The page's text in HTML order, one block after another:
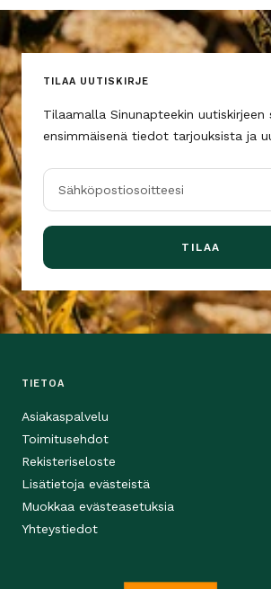
TILAA UUTISKIRJE
Tilaamalla Sinunapteekin uutiskirjeen
ensimmäisenä tiedot tarjouksista ja
Sähköpostiosoitteesi
TILAA
TIETOA
Asiakaspalvelu
Toimitusehdot
Rekisteriseloste
Lisätietoja evästeistä
Muokkaa evästeasetuksia
Yhteystiedot